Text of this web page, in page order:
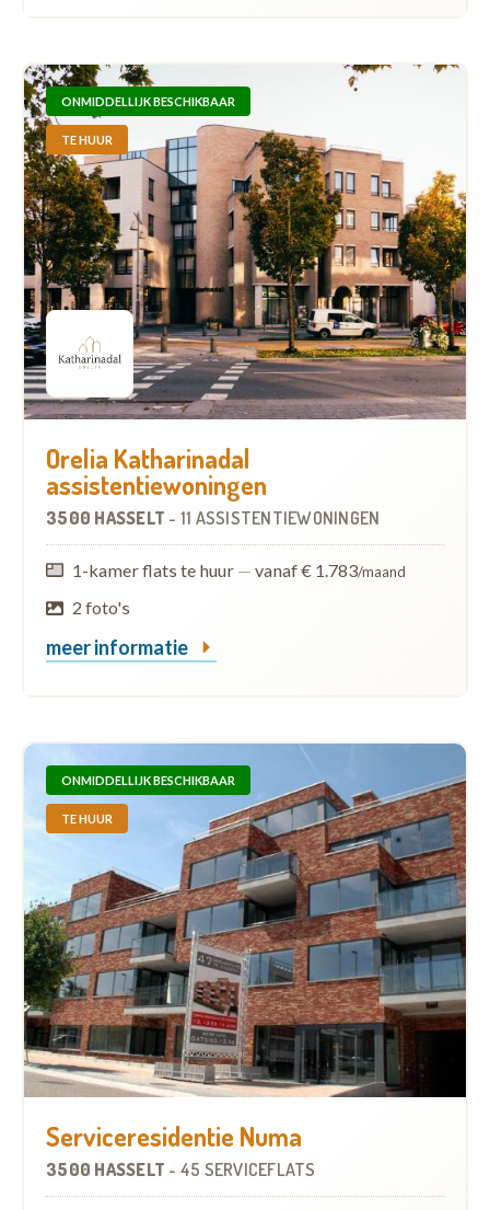
ONMIDDELLIJK BESCHIKBAAR
TE HUUR
Orelia Katharinadal
assistentiewoningen
3500 HASSELT - 11 ASSISTENTIEWONINGEN
1-kamer flats te huur — vanaf € 1.783/maand
2 foto's
meer informatie
ONMIDDELLIJK BESCHIKBAAR
TE HUUR
Serviceresidentie Numa
3500 HASSELT - 45 SERVICEFLATS